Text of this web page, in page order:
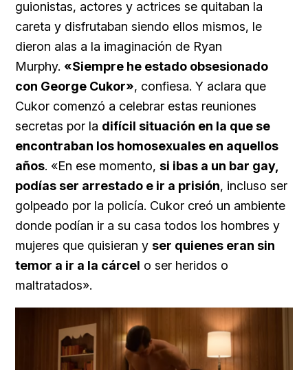
guionistas, actores y actrices se quitaban la
careta y disfrutaban siendo ellos mismos, le
dieron alas a la imaginación de Ryan
Murphy. «Siempre he estado obsesionado
con George Cukor», confiesa. Y aclara que
Cukor comenzó a celebrar estas reuniones
secretas por la difícil situación en la que se
encontraban los homosexuales en aquellos
años. «En ese momento, si ibas a un bar gay,
podías ser arrestado e ir a prisión, incluso ser
golpeado por la policía. Cukor creó un ambiente
donde podían ir a su casa todos los hombres y
mujeres que quisieran y ser quienes eran sin
temor a ir a la cárcel o ser heridos o
maltratados».